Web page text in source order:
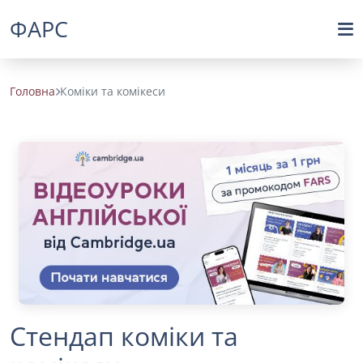
ФАРС
Головна Коміки та комікеси
Стендап коміки та